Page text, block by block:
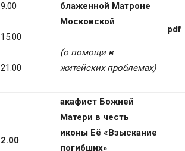
9.00
15.00
21.00
блаженной Матроне
Московской
(о помощи в
житейских проблемах)
pdf
2.00
акафист Божией
Матери в честь
иконы Её «Взыскание
погибших»